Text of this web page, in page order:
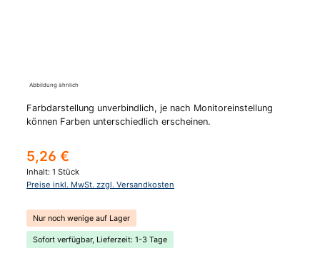
Abbildung ähnlich
Farbdarstellung unverbindlich, je nach Monitoreinstellung
können Farben unterschiedlich erscheinen.
Regulärer Preis:
5,26 €
Inhalt: 1 Stück
Preise inkl. MwSt. zzgl. Versandkosten
Nur noch wenige auf Lager
Sofort verfügbar, Lieferzeit: 1-3 Tage